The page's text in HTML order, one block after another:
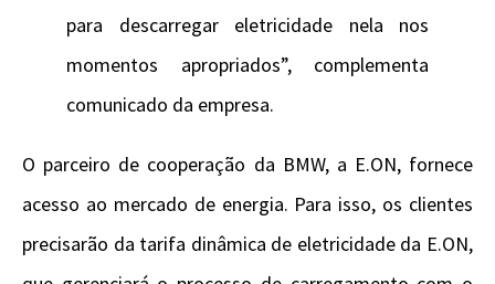
para descarregar eletricidade nela nos
momentos apropriados”, complementa
comunicado da empresa.
O parceiro de cooperação da BMW, a E.ON, fornece
acesso ao mercado de energia. Para isso, os clientes
precisarão da tarifa dinâmica de eletricidade da E.ON,